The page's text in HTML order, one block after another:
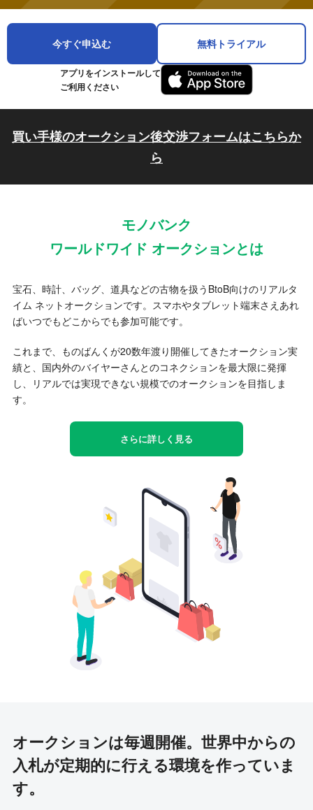
今すぐ申込む 無料トライアル
アプリをインストールして
ご利用ください
買い手様のオークション後交渉フォームはこちらか
ら
モノバンク
ワールドワイド オークションとは
宝石、時計、バッグ、道具などの古物を扱うBtoB向けのリアルタ
イム ネットオークションです。スマホやタブレット端末さえあれ
ばいつでもどこからでも参加可能です。
これまで、ものばんくが20数年渡り開催してきたオークション実
績と、国内外のバイヤーさんとのコネクションを最大限に発揮
し、リアルでは実現できない規模でのオークションを目指しま
す。
さらに詳しく見る
オークションは毎週開催。 世界中からの
入札が定期的に行える環境を作っていま
す。